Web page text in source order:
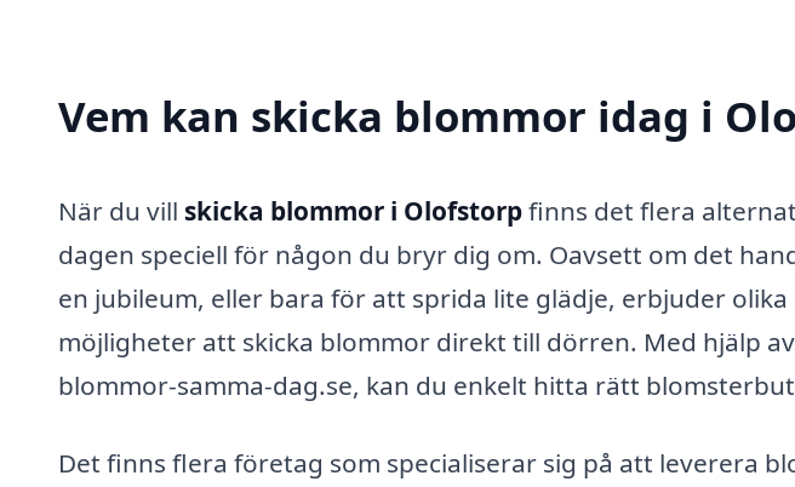
Vem kan skicka blommor idag i
När du vill skicka blommor i Olofstorpfinns det flera
dagen speciell för någon du bryr dig om. Oavsett om det
en jubileum, eller bara för att sprida lite glädje, erbjuder
möjligheter att skicka blommor direkt till dörren. Med hjälp
blommor-samma-dag.se, kan du enkelt hitta rätt
Det finns flera företag som specialiserar sig på att leverera